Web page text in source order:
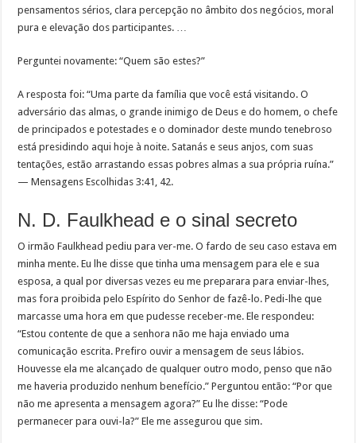
pensamentos sérios, clara percepção no âmbito dos negócios, moral
pura e elevação dos participantes. …
Perguntei novamente: “Quem são estes?”
A resposta foi: “Uma parte da família que você está visitando. O
adversário das almas, o grande inimigo de Deus e do homem, o chefe
de principados e potestades e o dominador deste mundo tenebroso
está presidindo aqui hoje à noite. Satanás e seus anjos, com suas
tentações, estão arrastando essas pobres almas a sua própria ruína.”
— Mensagens Escolhidas 3:41, 42.
N. D. Faulkhead e o sinal secreto
O irmão Faulkhead pediu para ver-me. O fardo de seu caso estava em
minha mente. Eu lhe disse que tinha uma mensagem para ele e sua
esposa, a qual por diversas vezes eu me preparara para enviar-lhes,
mas fora proibida pelo Espírito do Senhor de fazê-lo. Pedi-lhe que
marcasse uma hora em que pudesse receber-me. Ele respondeu:
“Estou contente de que a senhora não me haja enviado uma
comunicação escrita. Prefiro ouvir a mensagem de seus lábios.
Houvesse ela me alcançado de qualquer outro modo, penso que não
me haveria produzido nenhum benefício.” Perguntou então: “Por que
não me apresenta a mensagem agora?” Eu lhe disse: “Pode
permanecer para ouvi-la?” Ele me assegurou que sim.